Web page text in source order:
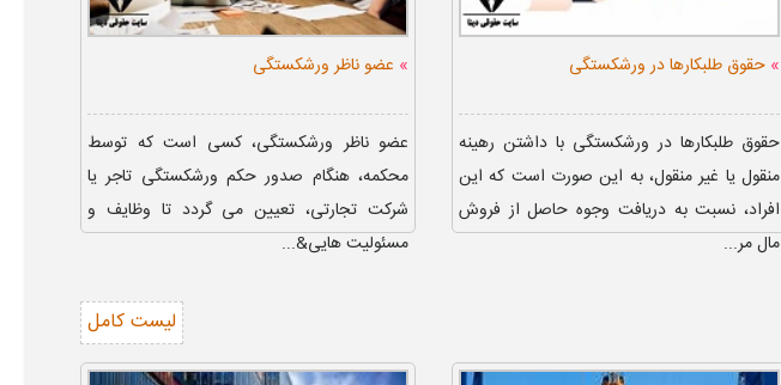
» حقوق طلبکارها در ورشکستگی
حقوق طلبکارها در ورشکستگی با داشتن رهینه
منقول یا غیر منقول، به این صورت است که این
افراد، نسبت به دریافت وجوه حاصل از فروش
مال مر...
» عضو ناظر ورشکستگی
عضو ناظر ورشکستگی، کسی است که توسط
محکمه، هنگام صدور حکم ورشکستگی تاجر یا
شرکت تجارتی، تعیین می گردد تا وظایف و
مسئولیت هایی&...
لیست کامل